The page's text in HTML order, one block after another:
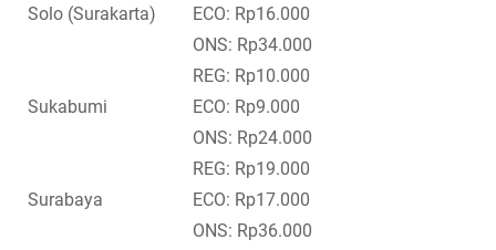
Solo (Surakarta)
ECO: Rp16.000
ONS: Rp34.000
Sukabumi
REG: Rp10.000
ECO: Rp9.000
ONS: Rp24.000
Surabaya
REG: Rp19.000
ECO: Rp17.000
ONS: Rp36.000